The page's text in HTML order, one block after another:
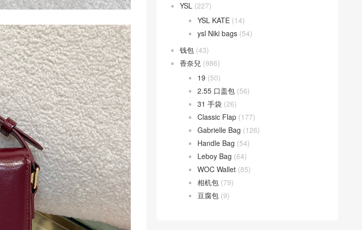
YSL (227)
YSL KATE (14)
ysl Niki bags (54)
钱包 (43)
香奈兒 (986)
19 (50)
2.55 口盖包 (56)
31 手袋 (26)
Classic Flap (177)
Gabrielle Bag (126)
Handle Bag (54)
Leboy Bag (64)
WOC Wallet (85)
相机包 (79)
豆腐包 (9)